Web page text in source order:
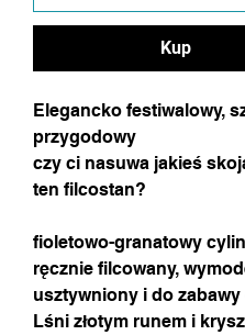
Kup
Elegancko festiwalowy,
przygodowy
czy ci nasuwa jakieś
ten filcostan?
fioletowo-granatowy
ręcznie filcowany,
usztywniony i do zabawy
Lśni złotym runem i